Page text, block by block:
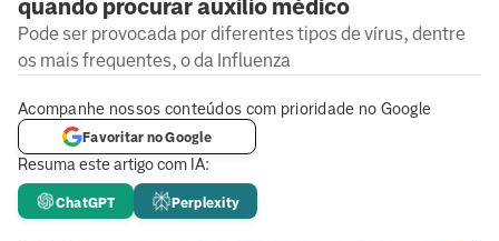
quando procurar auxílio médico
Pode ser provocada por diferentes tipos de vírus, dentre
os mais frequentes, o da Influenza
Resuma este artigo com IA:
ChatGPT Perplexity
Acompanhe nossos conteúdos com prioridade no Google
Favoritar no Google